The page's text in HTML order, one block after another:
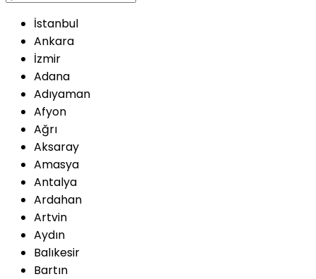
İstanbul
Ankara
İzmir
Adana
Adıyaman
Afyon
Ağrı
Aksaray
Amasya
Antalya
Ardahan
Artvin
Aydın
Balıkesir
Bartın